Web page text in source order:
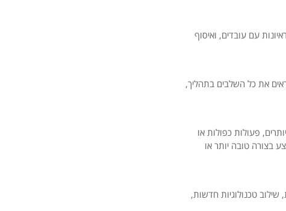
עם עובדים, ואיסוף
את כל השלבים בתהליך,
פעולות כפולות או
בצורה טובה יותר או
שילוב טכנולוגיות חדשות,